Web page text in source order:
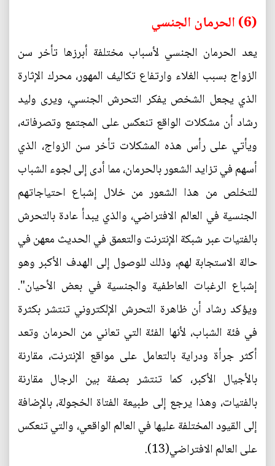
(6) الحرمان الجنسي
يعد الحرمان الجنسي لأسباب مختلفة أبرزها تأخر سن
الزواج بسبب الغلاء وارتفاع تكاليف المهور، محرك الإثارة
الذي يجعل الشخص يفكر التحرش الجنسي، ويرى وليد
رشاد أن مشكلات الواقع تنعكس على المجتمع وتصرفاته،
ويأتي على رأس هذه المشكلات تأخر سن الزواج، الذي
أسهم في تزايد الشعور بالحرمان، مما أدى إلى لجوء الشباب
للتخلص من هذا الشعور من خلال إشباع احتياجاتهم
الجنسية في العالم الافتراضي، والذي يبدأ عادة بالتحرش
بالفتيات عبر شبكة الإنترنت والتعمق في الحديث معهن في
حالة الاستجابة لهم، وذلك للوصول إلى الهدف الأكبر وهو
إشباع الرغبات العاطفية والجنسية في بعض الأحيان".
ويؤكد رشاد أن ظاهرة التحرش الإلكتروني تنتشر بكثرة
في فئة الشباب، لأنها الفئة التي تعاني من الحرمان وتعد
أكثر جرأة ودراية بالتعامل على مواقع الإنترنت، مقارنة
بالأجيال الأكبر، كما تنتشر بصفة بين الرجال مقارنة
بالفتيات، وهذا يرجع إلى طبيعة الفتاة الخجولة، بالإضافة
إلى القيود المختلفة عليها في العالم الواقعي، والتي تنعكس
على العالم الافتراضي(13).